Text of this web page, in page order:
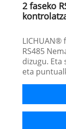
2 faseko
LICHUAN®
RS485
dizugu.
eta